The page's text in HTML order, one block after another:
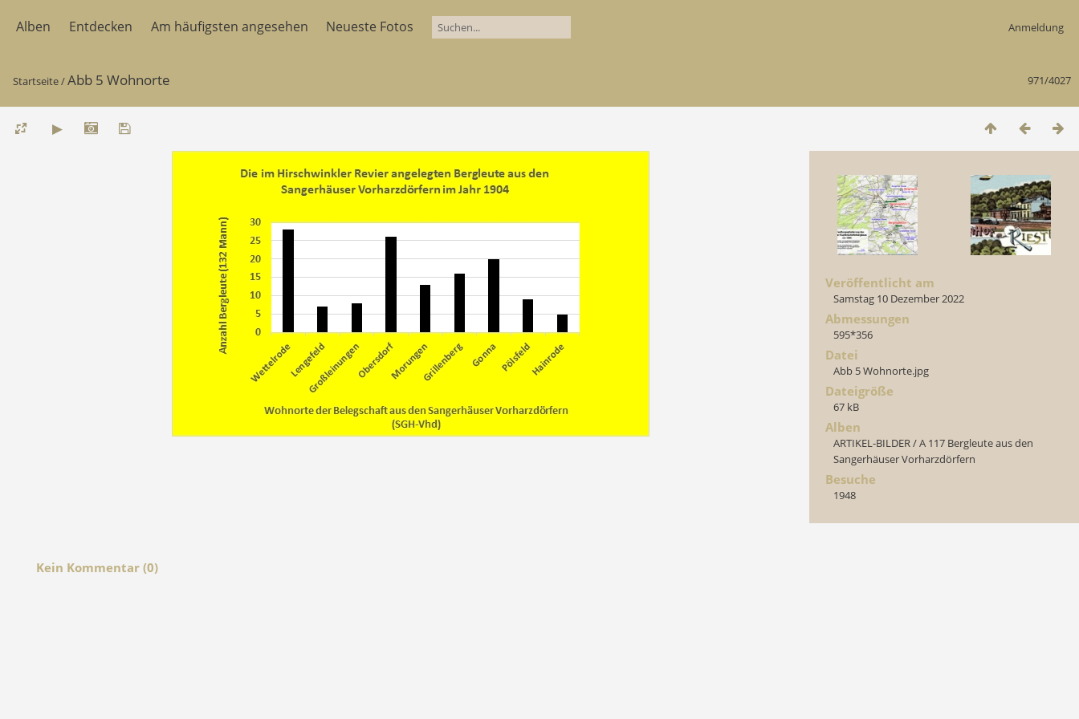
Alben Entdecken Am häufigsten angesehen Neueste Fotos Anmeldung
971/4027
Startseite/Abb 5 Wohnorte
Veröffentlicht am
Samstag 10 Dezember 2022
Abmessungen
595*356
Datei
Abb 5 Wohnorte.jpg
Dateigröße
67 kB
Alben
ARTIKEL-BILDER/A 117 Bergleute aus den
Sangerhäuser Vorharzdörfern
Besuche
1948
Kein Kommentar (0)